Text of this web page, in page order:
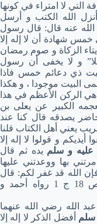
التي لا امتراء في كونها
الله الكتب و أرسل
عنه قال: قال رسول
خمس شهادة أن لا إله إلا
الزكاة و صوم رمضان
و لا يخفى أن رسول
ذي دعائم خمس فاذا
البيت موجودا ، و هكذا
الركن الأعظم في هذا
الكبير عن يعلى بن
يصدقه قال كنا عند
يعني أهل الكتاب قلنا
و قولوا لا إله إلا
عليه و سلم يده ثم قال
بها ووعدتني عليها
الله قد غفر لكم: قال
أبوا الحسن الهيثمي فـــي مجمع الزوائد ص 18 ج 1 رواه أحمد و
الله رضي الله عنهما
سلم أفضل الذكر لا إله إلا